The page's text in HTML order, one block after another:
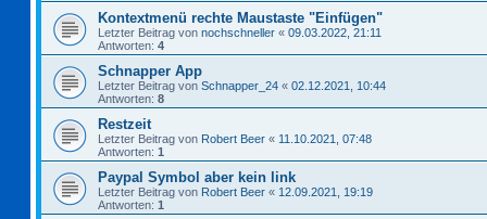
Kontextmenü rechte Maustaste "Einfügen"
Letzter Beitrag von nochschneller « 09.03.2022, 21:11
Antworten: 4
Schnapper App
Letzter Beitrag von Schnapper_24 « 02.12.2021, 10:44
Antworten: 8
Restzeit
Letzter Beitrag von Robert Beer « 11.10.2021, 07:48
Antworten: 1
Paypal Symbol aber kein link
Letzter Beitrag von Robert Beer « 12.09.2021, 19:19
Antworten: 1